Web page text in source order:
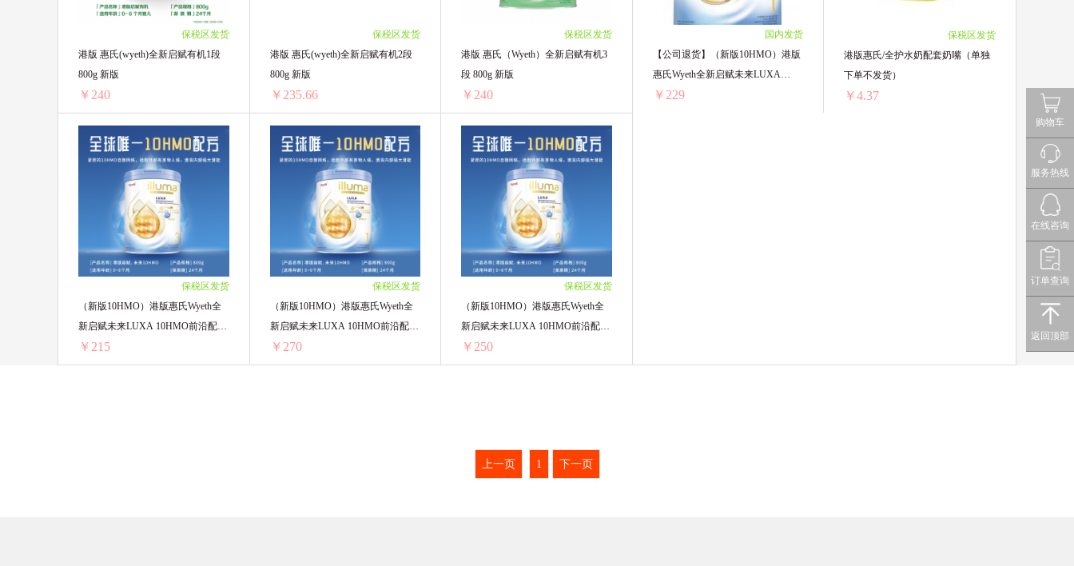
购物车
服务热线
在线咨询
订单查询
返回顶部
保税区发货
港版 惠氏(wyeth)全新启赋有机1段
800g 新版
￥240
港版 惠氏(wyeth)全新启赋有机1段 800g 新版
1罐装 ￥245.45(￥245.45/单罐)
2罐装 ￥480(￥240/单罐)
3罐装 ￥720(￥240/单罐)
4罐装 ￥960(￥240/单罐)
5罐装 ￥1200(￥240/单罐)
6罐装 ￥1440(￥240/单罐)
保税区发货
港版 惠氏(wyeth)全新启赋有机2段
800g 新版
￥235.66
港版 惠氏(wyeth)全新启赋有机2段 800g 新版
1罐装 ￥241.55(￥241.55/单罐)
2罐装 ￥471.32(￥235.66/单罐)
3罐装 ￥706.98(￥235.66/单罐)
4罐装 ￥942.64(￥235.66/单罐)
5罐装 ￥1178.3(￥235.66/单罐)
6罐装 ￥1413.96(￥235.66/单罐)
保税区发货
港版 惠氏（Wyeth）全新启赋有机3
段 800g 新版
￥240
港版 惠氏（Wyeth）全新启赋有机3段 800g 新版
1罐装 ￥245.45(￥245.45/单罐)
2罐装 ￥480(￥240/单罐)
3罐装 ￥720(￥240/单罐)
4罐装 ￥960(￥240/单罐)
5罐装 ￥1200(￥240/单罐)
6罐装 ￥1440(￥240/单罐)
国内发货
【公司退货】（新版10HMO）港版
惠氏Wyeth全新启赋未来LUXA
10HMO前沿配方 1段 800克
￥229
保税区发货
港版惠氏/全护水奶配套奶嘴（单独
下单不发货）
￥4.37
保税区发货
（新版10HMO）港版惠氏Wyeth全
新启赋未来LUXA 10HMO前沿配方
3段 800克
￥215
保税区发货
（新版10HMO）港版惠氏Wyeth全
新启赋未来LUXA 10HMO前沿配方
1段 800克
￥270
保税区发货
（新版10HMO）港版惠氏Wyeth全
新启赋未来LUXA 10HMO前沿配方
2段 800克
￥250
上一页 1 下一页